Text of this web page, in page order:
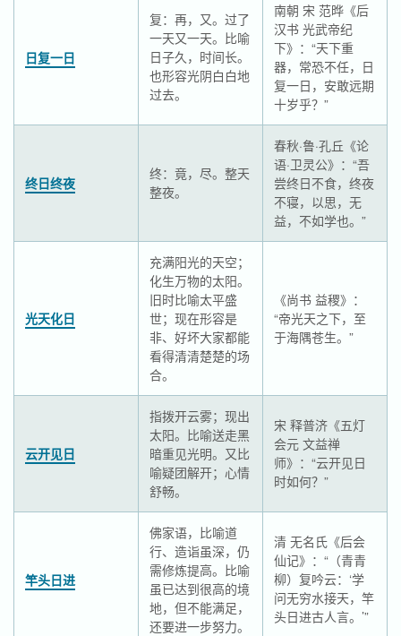
日复一日
复：再，又。过了
一天又一天。比喻
日子久，时间长。
也形容光阴白白地
过去。
南朝 宋 范晔《后
汉书 光武帝纪
下》：“天下重
器，常恐不任，日
复一日，安敢远期
十岁乎？”
终日终夜
终：竟，尽。整天
整夜。
春秋·鲁·孔丘《论
语·卫灵公》：“吾
尝终日不食，终夜
不寝，以思，无
益，不如学也。”
光天化日
充满阳光的天空；
化生万物的太阳。
旧时比喻太平盛
世；现在形容是
非、好坏大家都能
看得清清楚楚的场
合。
《尚书 益稷》：
“帝光天之下，至
于海隅苍生。”
云开见日
指拨开云雾；现出
太阳。比喻送走黑
暗重见光明。又比
喻疑团解开；心情
舒畅。
宋 释普济《五灯
会元 文益禅
师》：“云开见日
时如何？”
竿头日进
佛家语，比喻道
行、造诣虽深，仍
需修炼提高。比喻
虽已达到很高的境
地，但不能满足，
还要进一步努力。
清 无名氏《后会
仙记》：“（青青
柳）复吟云：‘学
问无穷水接天，竿
头日进古人言。’”